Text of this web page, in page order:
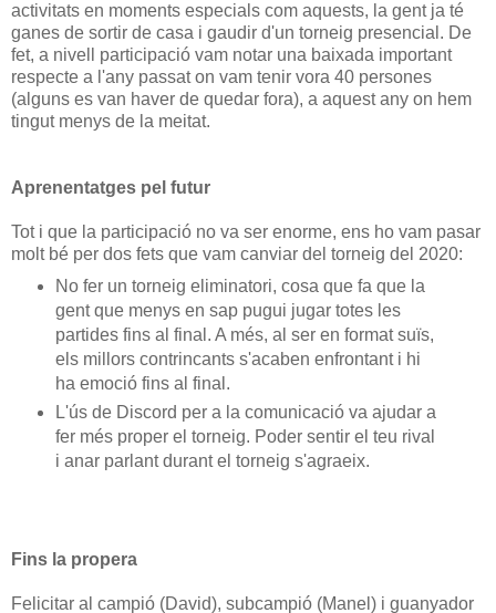
activitats en moments especials com aquests, la gent ja té
ganes de sortir de casa i gaudir d'un torneig presencial. De
fet, a nivell participació vam notar una baixada important
respecte a l'any passat on vam tenir vora 40 persones
(alguns es van haver de quedar fora), a aquest any on hem
tingut menys de la meitat.
Aprenentatges pel futur
Tot i que la participació no va ser enorme, ens ho vam pasar
molt bé per dos fets que vam canviar del torneig del 2020:
No fer un torneig eliminatori, cosa que fa que la
gent que menys en sap pugui jugar totes les
partides fins al final. A més, al ser en format suïs,
els millors contrincants s'acaben enfrontant i hi
ha emoció fins al final.
L'ús de Discord per a la comunicació va ajudar a
fer més proper el torneig. Poder sentir el teu rival
i anar parlant durant el torneig s'agraeix.
Fins la propera
Felicitar al campió (David), subcampió (Manel) i guanyador